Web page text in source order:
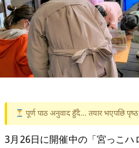
पूर्ण पाठ अनुवाद हुँदै… तयार भएपछि पृष्ठ
3月26日に開催中の「宮っこ